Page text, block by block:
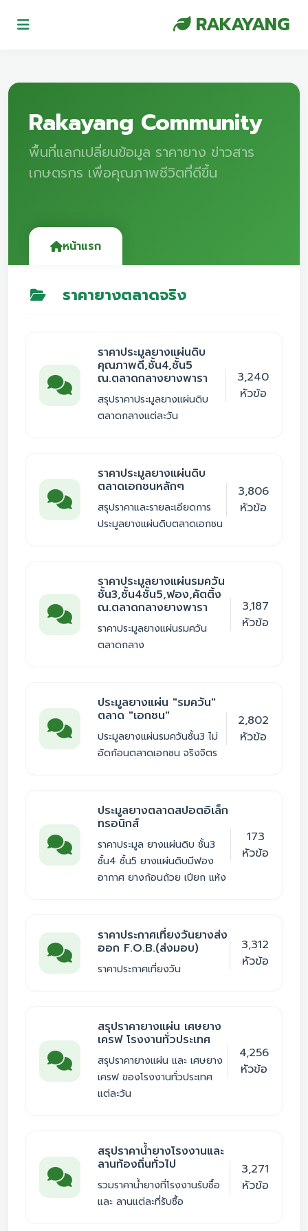
RAKAYANG
Rakayang Community
พื้นที่แลกเปลี่ยนข้อมูล ราคายาง ข่าวสาร
เกษตรกร เพื่อคุณภาพชีวิตที่ดีขึ้น
หน้าแรก
ราคายางตลาดจริง
ราคาประมูลยางแผ่นดิบ
คุณภาพดี,ชั้น4,ชั้น5
ณ.ตลาดกลางยางพารา
สรุปราคาประมูลยางแผ่นดิบ
ตลาดกลางแต่ละวัน
3,240
หัวข้อ
ราคาประมูลยางแผ่นดิบ
ตลาดเอกชนหลักๆ
สรุปราคาและรายละเอียดการ
ประมูลยางแผ่นดิบตลาดเอกชน
3,806
หัวข้อ
ราคาประมูลยางแผ่นรมควัน
ชั้น3,ชั้น4ชั้น5,ฟอง,คัตติ้ง
ณ.ตลาดกลางยางพารา
ราคาประมูลยางแผ่นรมควัน
ตลาดกลาง
3,187
หัวข้อ
ประมูลยางแผ่น "รมควัน"
ตลาด "เอกชน"
ประมูลยางแผ่นรมควันชั้น3 ไม่
อัดก้อนตลาดเอกชน จริงจิตร
2,802
หัวข้อ
ประมูลยางตลาดสปอตอิเล็ก
ทรอนิกส์
ราคาประมูล ยางแผ่นดิบ ชั้น3
ชั้น4 ชั้น5 ยางแผ่นดิบมีฟอง
อากาศ ยางก้อนถ้วย เปียก แห้ง
173
หัวข้อ
ราคาประกาศเที่ยงวันยางส่ง
ออก F.O.B.(ส่งมอบ)
ราคาประกาศเที่ยงวัน
3,312
หัวข้อ
สรุปราคายางแผ่น เศษยาง
เครฟ โรงงานทั่วประเทศ
สรุปราคายางแผ่น และ เศษยาง
เครฟ ของโรงงานทั่วประเทศ
แต่ละวัน
4,256
หัวข้อ
สรุปราคาน้ำยางโรงงานและ
ลานท้องถิ่นทั่วไป
รวมราคาน้ำยางที่โรงงานรับซื้อ
และ ลานแต่ละที่รับซื้อ
3,271
หัวข้อ